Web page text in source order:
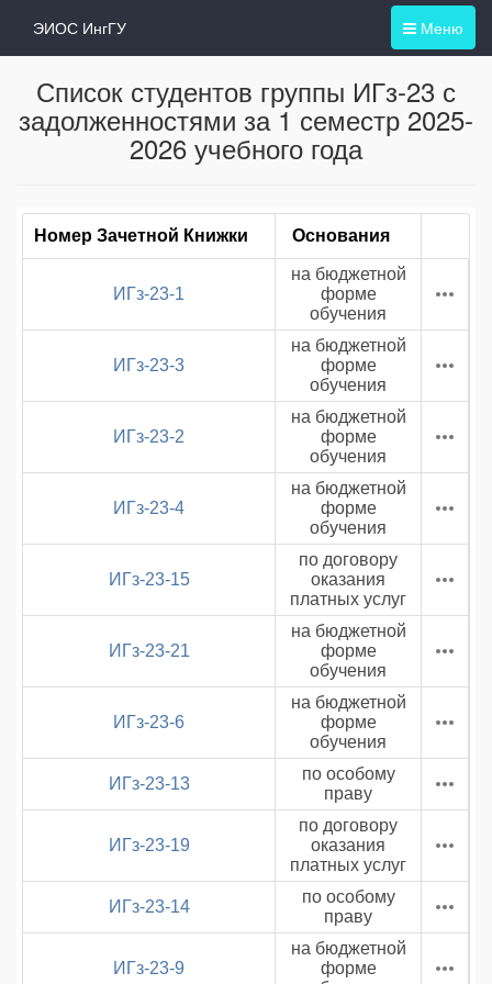
Меню
ЭИОС ИнгГУ
Список студентов группы ИГз-23 с
задолженностями за 1 семестр 2025-
2026 учебного года
Номер Зачетной Книжки Основания
ИГз-23-1
на бюджетной
форме
обучения
ИГз-23-3
на бюджетной
форме
обучения
ИГз-23-2
на бюджетной
форме
обучения
ИГз-23-4
на бюджетной
форме
обучения
ИГз-23-15
по договору
оказания
платных услуг
ИГз-23-21
на бюджетной
форме
обучения
ИГз-23-6
на бюджетной
форме
обучения
ИГз-23-13
по особому
праву
ИГз-23-19
по договору
оказания
платных услуг
ИГз-23-14
по особому
праву
ИГз-23-9
на бюджетной
форме